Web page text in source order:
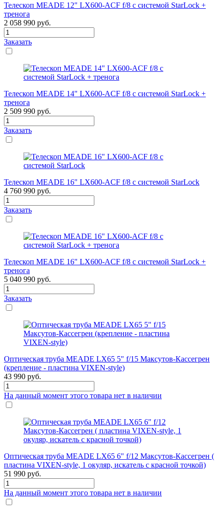
Телескоп MEADE 12" LX600-ACF f/8 с системой StarLock +
тренога
2 058 990 руб.
Заказать
Телескоп MEADE 14" LX600-ACF f/8 с системой StarLock +
тренога
2 509 990 руб.
Заказать
Телескоп MEADE 16" LX600-ACF f/8 с системой StarLock
4 760 990 руб.
Заказать
Телескоп MEADE 16" LX600-ACF f/8 с системой StarLock +
тренога
5 040 990 руб.
Заказать
Оптическая труба MEADE LX65 5" f/15 Максутов-Кассегрен
(крепление - пластина VIXEN-style)
43 990 руб.
На данный момент этого товара нет в наличии
Оптическая труба MEADE LX65 6" f/12 Максутов-Кассегрен (
пластина VIXEN-style, 1 окуляр, искатель с красной точкой)
51 990 руб.
На данный момент этого товара нет в наличии